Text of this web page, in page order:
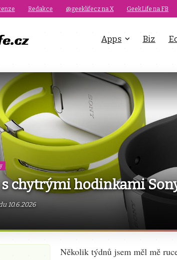
Redakce @geeklifecz na X GeekLife na FB
Apps Biz
chytrými hodinkami
10.6.2026
Několik týdnů jsem měl mě